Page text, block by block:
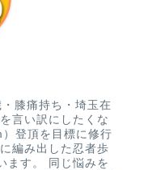
膝痛持ち・埼玉在
言い訳にしたくな
登頂を目標に修行
編み出した忍者歩
ます。 同じ悩みを